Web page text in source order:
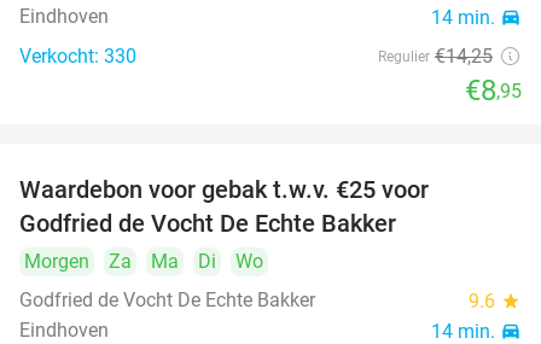
Eindhoven 14 min. directions_car
Verkocht: 330 Regulier €14,25
€8,95
Waardebon voor gebak t.w.v. €25 voor
Godfried de Vocht De Echte Bakker
Morgen Za Ma Di
Wo
Godfried de Vocht De Echte Bakker
9.6 star
Eindhoven 14 min. directions_car